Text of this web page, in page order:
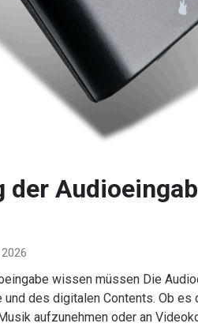
der
wissen müssen Die
des digitalen Contents. Ob es
aufzunehmen oder an